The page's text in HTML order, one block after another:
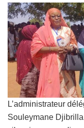
L’administrateur
Souleymane